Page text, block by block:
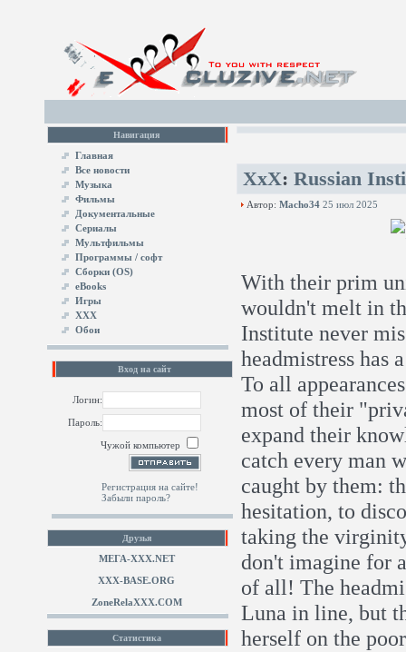
Навигация
Главная
Все новости
Музыка
Фильмы
Документальные
Сериалы
Мультфильмы
Программы / софт
Сборки (OS)
eBooks
Игры
XXX
Обои
Вход на сайт
Логин:
Пароль:
Чужой компьютер
Регистрация на сайте!
Забыли пароль?
Друзья
МЕГА-ХХХ.NET
XXX-BASE.ORG
ZoneRelaXXX.COM
Статистика
XxX: Russian
Автор: Macho34 25 июл 2025
With their prim
wouldn't melt in
Institute never
headmistress has
To all
most of their
expand their
catch every man
caught by them:
hesitation, to
taking the
don't imagine for
of all! The
Luna in line, but
herself on the